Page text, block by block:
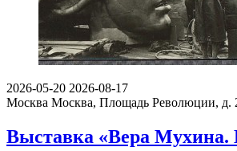
2026-05-20 2026-08-17
Москва Москва, Площадь Революции, д.
Выставка «Вера Мухина.